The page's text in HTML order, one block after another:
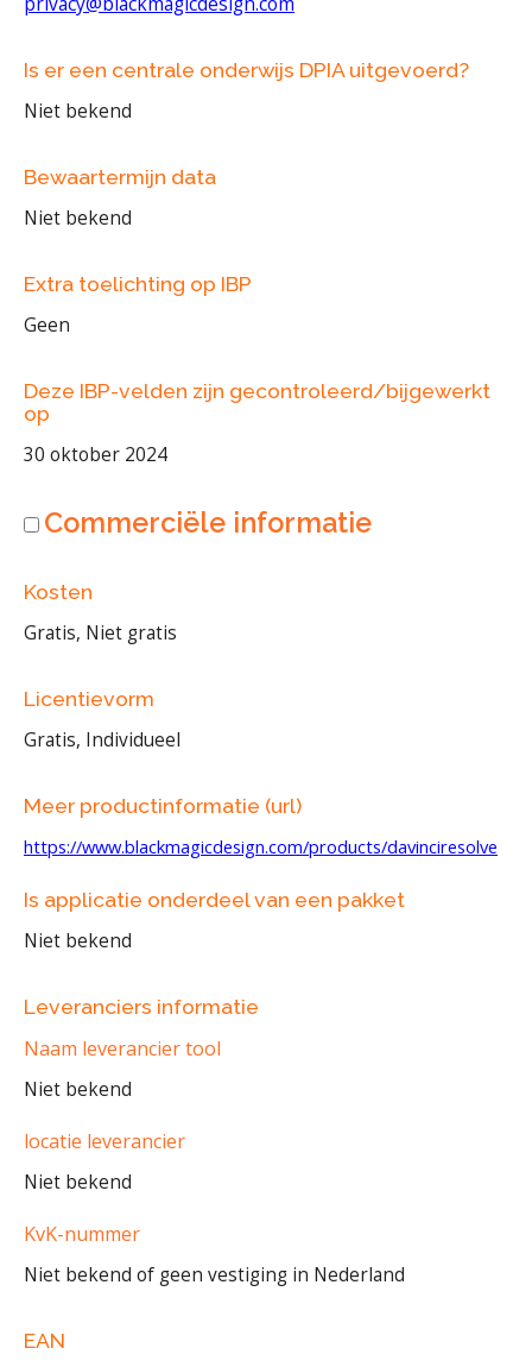
Is er een centrale onderwijs DPIA uitgevoerd?
Niet bekend
Bewaartermijn data
Niet bekend
Extra toelichting op IBP
Geen
Deze IBP-velden zijn gecontroleerd/bijgewerkt
op
30 oktober 2024
Commerciële informatie
Kosten
Gratis, Niet gratis
Licentievorm
Gratis, Individueel
Meer productinformatie (url)
https://www.blackmagicdesign.com/products/davinciresolve
Is applicatie onderdeel van een pakket
Niet bekend
Leveranciers informatie
Naam leverancier tool
Niet bekend
locatie leverancier
Niet bekend
KvK-nummer
Niet bekend of geen vestiging in Nederland
EAN